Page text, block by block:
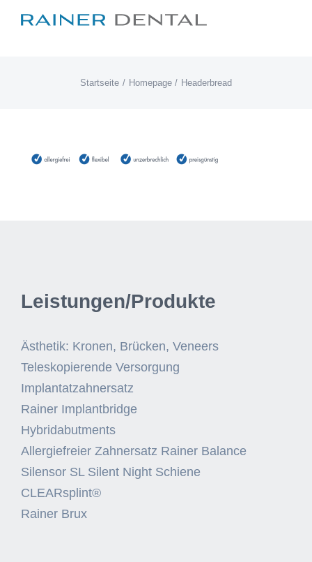
Startseite Homepage Headerbread
Leistungen/Produkte
Ästhetik: Kronen, Brücken, Veneers
Teleskopierende Versorgung
Implantatzahnersatz
Rainer Implantbridge
Hybridabutments
Allergiefreier Zahnersatz Rainer Balance
Silensor SL Silent Night Schiene
CLEARsplint®
Rainer Brux